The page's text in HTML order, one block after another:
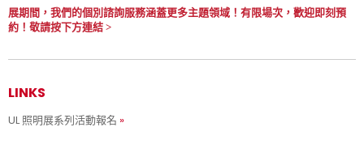
展期間，我們的個別諮詢服務涵蓋更多主題領域！有限場次，歡迎即刻預
約！敬請按下方連結 >
LINKS
UL 照明展系列活動報名